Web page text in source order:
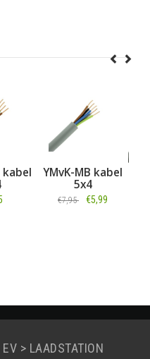
YMvK-MB kabel
€5,99
YMvK-
EV > LAADSTATION